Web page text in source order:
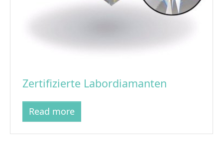
Zertifizierte Labordiamanten
Read more